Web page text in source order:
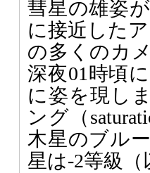
彗星の雄姿
に接近した
の多くのカ
深夜01時頃
に姿を現し
ング（
木星のブル
星は-2等級